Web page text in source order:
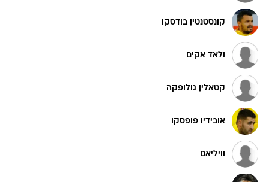
קונסטנטין בודסקו
ולאד אקים
קטאלין גולופקה
אובידיו פופסקו
וויליאם